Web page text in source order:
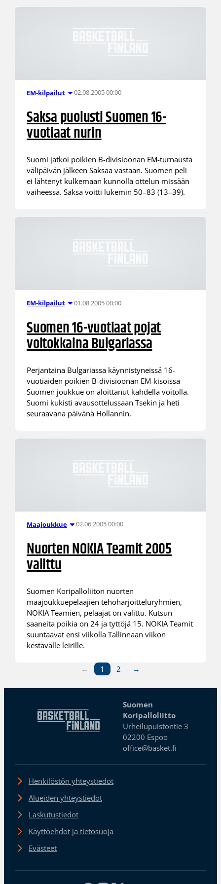
EM-kilpailut 02.08.2005 00:00
Saksa puolusti Suomen 16-
vuotiaat nurin
Suomi jatkoi poikien B-divisioonan EM-turnausta
välipäivän jälkeen Saksaa vastaan. Suomen peli
ei lähtenyt kulkemaan kunnolla ottelun missään
vaiheessa. Saksa voitti lukemin 50–83 (13–39).
EM-kilpailut 01.08.2005 00:00
Suomen 16-vuotiaat pojat
voitokkaina Bulgariassa
Perjantaina Bulgariassa käynnistyneissä 16-
vuotiaiden poikien B-divisioonan EM-kisoissa
Suomen joukkue on aloittanut kahdella voitolla.
Suomi kukisti avausottelussaan Tsekin ja heti
seuraavana päivänä Hollannin.
Maajoukkue 02.06.2005 00:00
Nuorten NOKIA Teamit 2005
valittu
Suomen Koripalloliiton nuorten
maajoukkuepelaajien tehoharjoitteluryhmien,
NOKIA Teamien, pelaajat on valittu. Kutsun
saaneita poikia on 24 ja tyttöjä 15. NOKIA Teamit
suuntaavat ensi viikolla Tallinnaan viikon
kestävälle leirille.
← 1 2 →
Suomen
Koripalloliitto
Urheilupuistontie 3
02200 Espoo
office@basket.fi
Henkilöstön yhteystiedot
Alueiden yhteystiedot
Laskutustiedot
Käyttöehdot ja tietosuoja
Evästeet